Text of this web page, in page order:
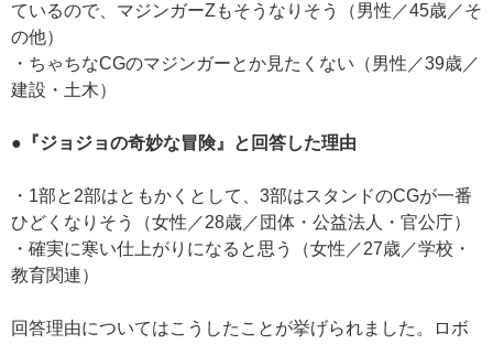
ているので、マジンガーZもそうなりそう（男性／45歳／そ
の他）
・ちゃちなCGのマジンガーとか見たくない（男性／39歳／
建設・土木）
●『ジョジョの奇妙な冒険』と回答した理由
・1部と2部はともかくとして、3部はスタンドのCGが一番
ひどくなりそう（女性／28歳／団体・公益法人・官公庁）
・確実に寒い仕上がりになると思う（女性／27歳／学校・
教育関連）
回答理由についてはこうしたことが挙げられました。ロボ